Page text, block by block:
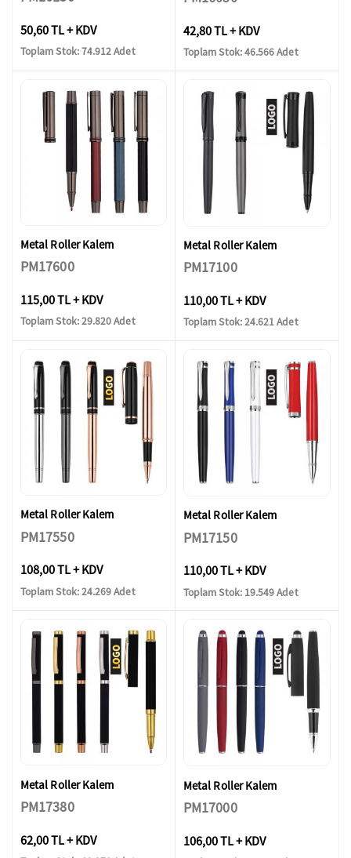
50,60 TL + KDV
Toplam Stok: 74.912 Adet
42,80 TL + KDV
Toplam Stok: 46.566 Adet
Metal Roller Kalem
PM17600
115,00 TL + KDV
Toplam Stok: 29.820 Adet
Metal Roller Kalem
PM17100
110,00 TL + KDV
Toplam Stok: 24.621 Adet
Metal Roller Kalem
PM17550
108,00 TL + KDV
Toplam Stok: 24.269 Adet
Metal Roller Kalem
PM17150
110,00 TL + KDV
Toplam Stok: 19.549 Adet
Metal Roller Kalem
PM17380
62,00 TL + KDV
Metal Roller Kalem
PM17000
106,00 TL + KDV